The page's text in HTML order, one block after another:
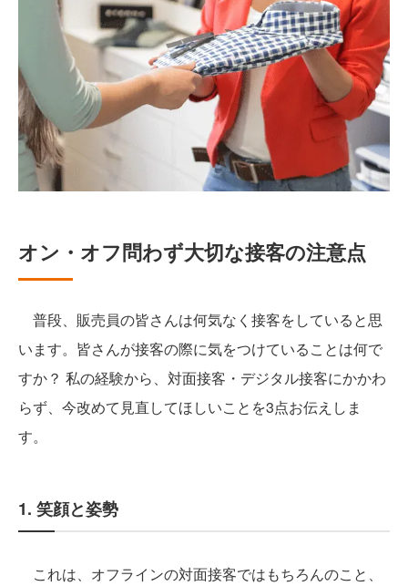
オン・オフ問わず大切な接客の注意点
普段、販売員の皆さんは何気なく接客をしていると思
います。皆さんが接客の際に気をつけていることは何で
すか？ 私の経験から、対面接客・デジタル接客にかかわ
らず、今改めて見直してほしいことを3点お伝えしま
す。
1. 笑顔と姿勢
これは、オフラインの対面接客ではもちろんのこと、